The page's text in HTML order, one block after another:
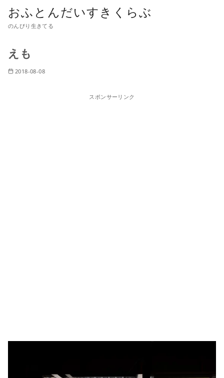
おふとんだいすきくらぶ
のんびり生きてる
えも
2018-08-08
スポンサーリンク